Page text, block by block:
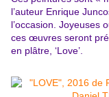
l’auteur Enrique
l’occasion. Joyeuses
ces œuvres seront
en plâtre, ‘Love’.